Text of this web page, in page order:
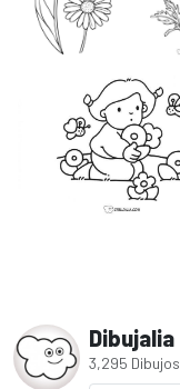
Dibujalia
3,295 Dibujos